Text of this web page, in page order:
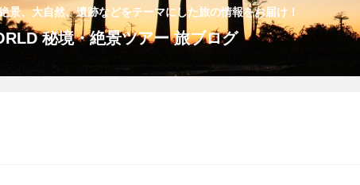
景、大自然、遺跡などをテーマにした旅の情報をお届け！
秘境・絶景ツアー 旅ブログ